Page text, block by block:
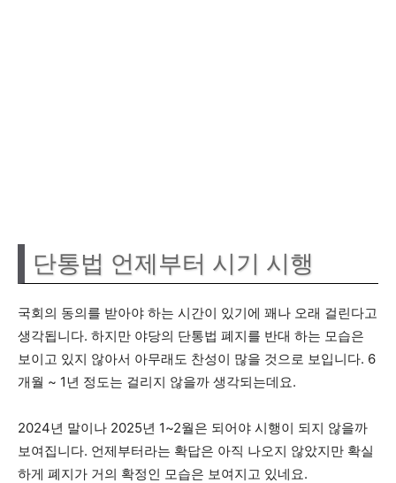
단통법 언제부터 시기 시행
국회의 동의를 받아야 하는 시간이 있기에 꽤나 오래 걸린다고
생각됩니다. 하지만 야당의 단통법 폐지를 반대 하는 모습은
보이고 있지 않아서 아무래도 찬성이 많을 것으로 보입니다. 6
개월 ~ 1년 정도는 걸리지 않을까 생각되는데요.
2024년 말이나 2025년 1~2월은 되어야 시행이 되지 않을까
보여집니다. 언제부터라는 확답은 아직 나오지 않았지만 확실
하게 폐지가 거의 확정인 모습은 보여지고 있네요.